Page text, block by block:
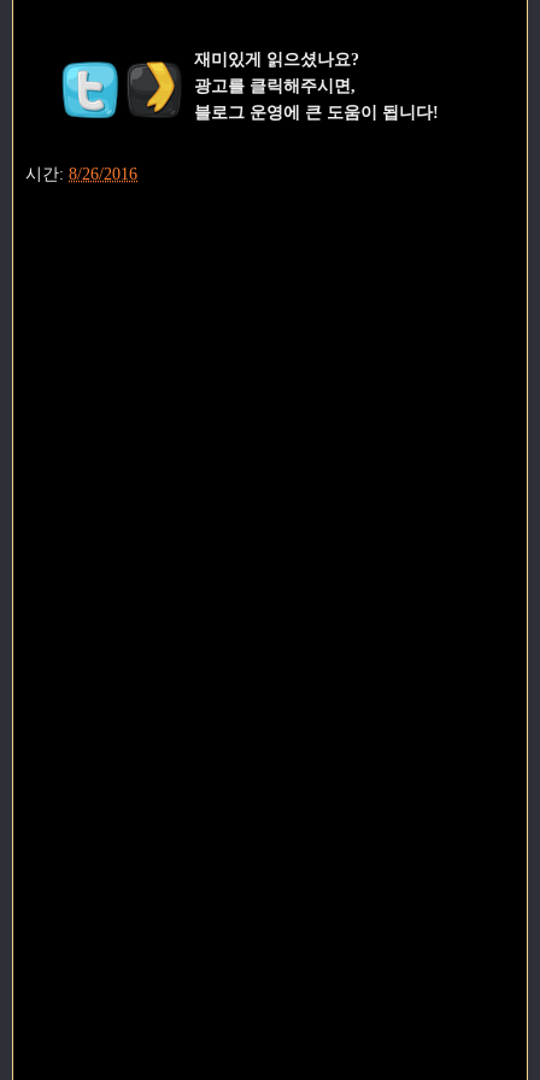
재미있게 읽으셨나요?
광고를 클릭해주시면,
블로그 운영에 큰 도움이 됩니다!
시간: 8/26/2016